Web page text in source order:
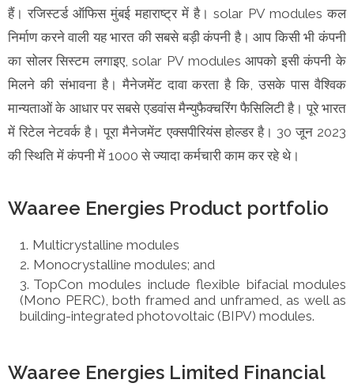
हैं। रजिस्टर्ड ऑफिस मुंबई महाराष्ट्र में है। solar PV modules कल
निर्माण करने वाली यह भारत की सबसे बड़ी कंपनी है। आप किसी भी कंपनी
का सोलर सिस्टम लगाइए, solar PV modules आपको इसी कंपनी के
मिलने की संभावना है। मैनेजमेंट दावा करता है कि, उसके पास वैश्विक
मान्यताओं के आधार पर सबसे एडवांस मैन्युफैक्चरिंग फैसिलिटी है। पूरे भारत
में रिटेल नेटवर्क है। पूरा मैनेजमेंट एक्सपीरियंस होल्डर है। 30 जून 2023
की स्थिति में कंपनी में 1000 से ज्यादा कर्मचारी काम कर रहे थे।
Waaree Energies Product portfolio
Multicrystalline modules
Monocrystalline modules; and
TopCon modules include flexible bifacial modules
(Mono PERC), both framed and unframed, as well as
building-integrated photovoltaic (BIPV) modules.
Waaree Energies Limited Financial